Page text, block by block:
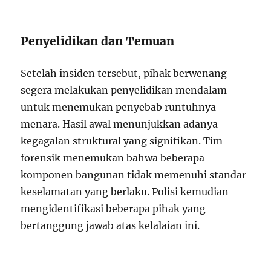
Penyelidikan dan Temuan
Setelah insiden tersebut, pihak berwenang
segera melakukan penyelidikan mendalam
untuk menemukan penyebab runtuhnya
menara. Hasil awal menunjukkan adanya
kegagalan struktural yang signifikan. Tim
forensik menemukan bahwa beberapa
komponen bangunan tidak memenuhi standar
keselamatan yang berlaku. Polisi kemudian
mengidentifikasi beberapa pihak yang
bertanggung jawab atas kelalaian ini.